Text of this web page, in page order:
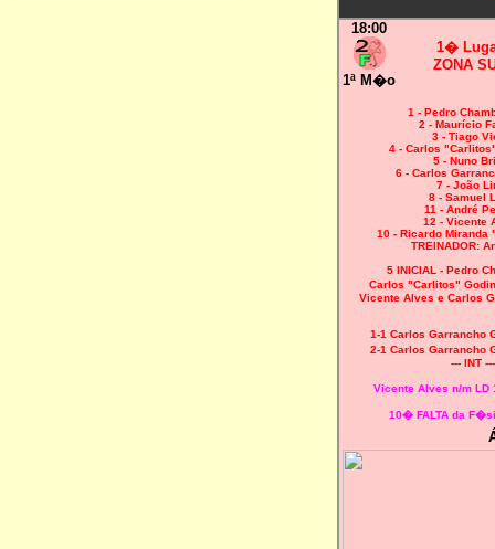
18:00
1ª M�o
1�
ZONA
1 - Pedro
2 - Maurício
3 - Tiago
4 - Carlos
5 - Nuno
6 - Carlos
7 - João
8 - Samuel
11 - André
12 - Vicente
10 - Ricardo Miranda
TREINADOR:
5 INICIAL - Pedro
Carlos "Carlitos"
Vicente Alves e Carlos
1-1 Carlos Garrancho
2-1 Carlos Garrancho
--- INT ---
Vicente Alves n/m
10� FALTA da